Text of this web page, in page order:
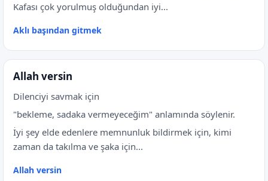
Kafası çok yorulmuş olduğundan iyi...
Aklı başından gitmek
Allah versin
Dilenciyi savmak için
"bekleme, sadaka vermeyeceğim" anlamında söylenir.
İyi şey elde edenlere memnunluk bildirmek için, kimi
zaman da takılma ve şaka için...
Allah versin